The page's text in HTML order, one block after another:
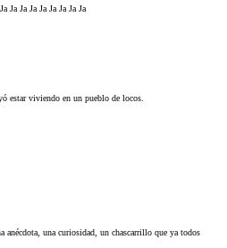
Ja Ja Ja Ja Ja Ja Ja Ja
estar viviendo en un pueblo de locos.
anécdota, una curiosidad, un chascarrillo que ya todos